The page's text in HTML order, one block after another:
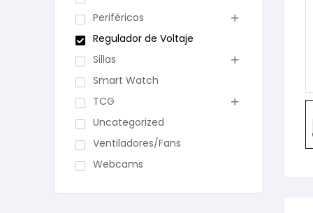
Periféricos
Regulador de Voltaje
Sillas
Smart Watch
TCG
Uncategorized
Ventiladores/Fans
Webcams